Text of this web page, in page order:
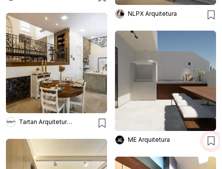
NLPX Arquitetura
Tartan Arquitetura E Urbanismo
ME Arquitetura